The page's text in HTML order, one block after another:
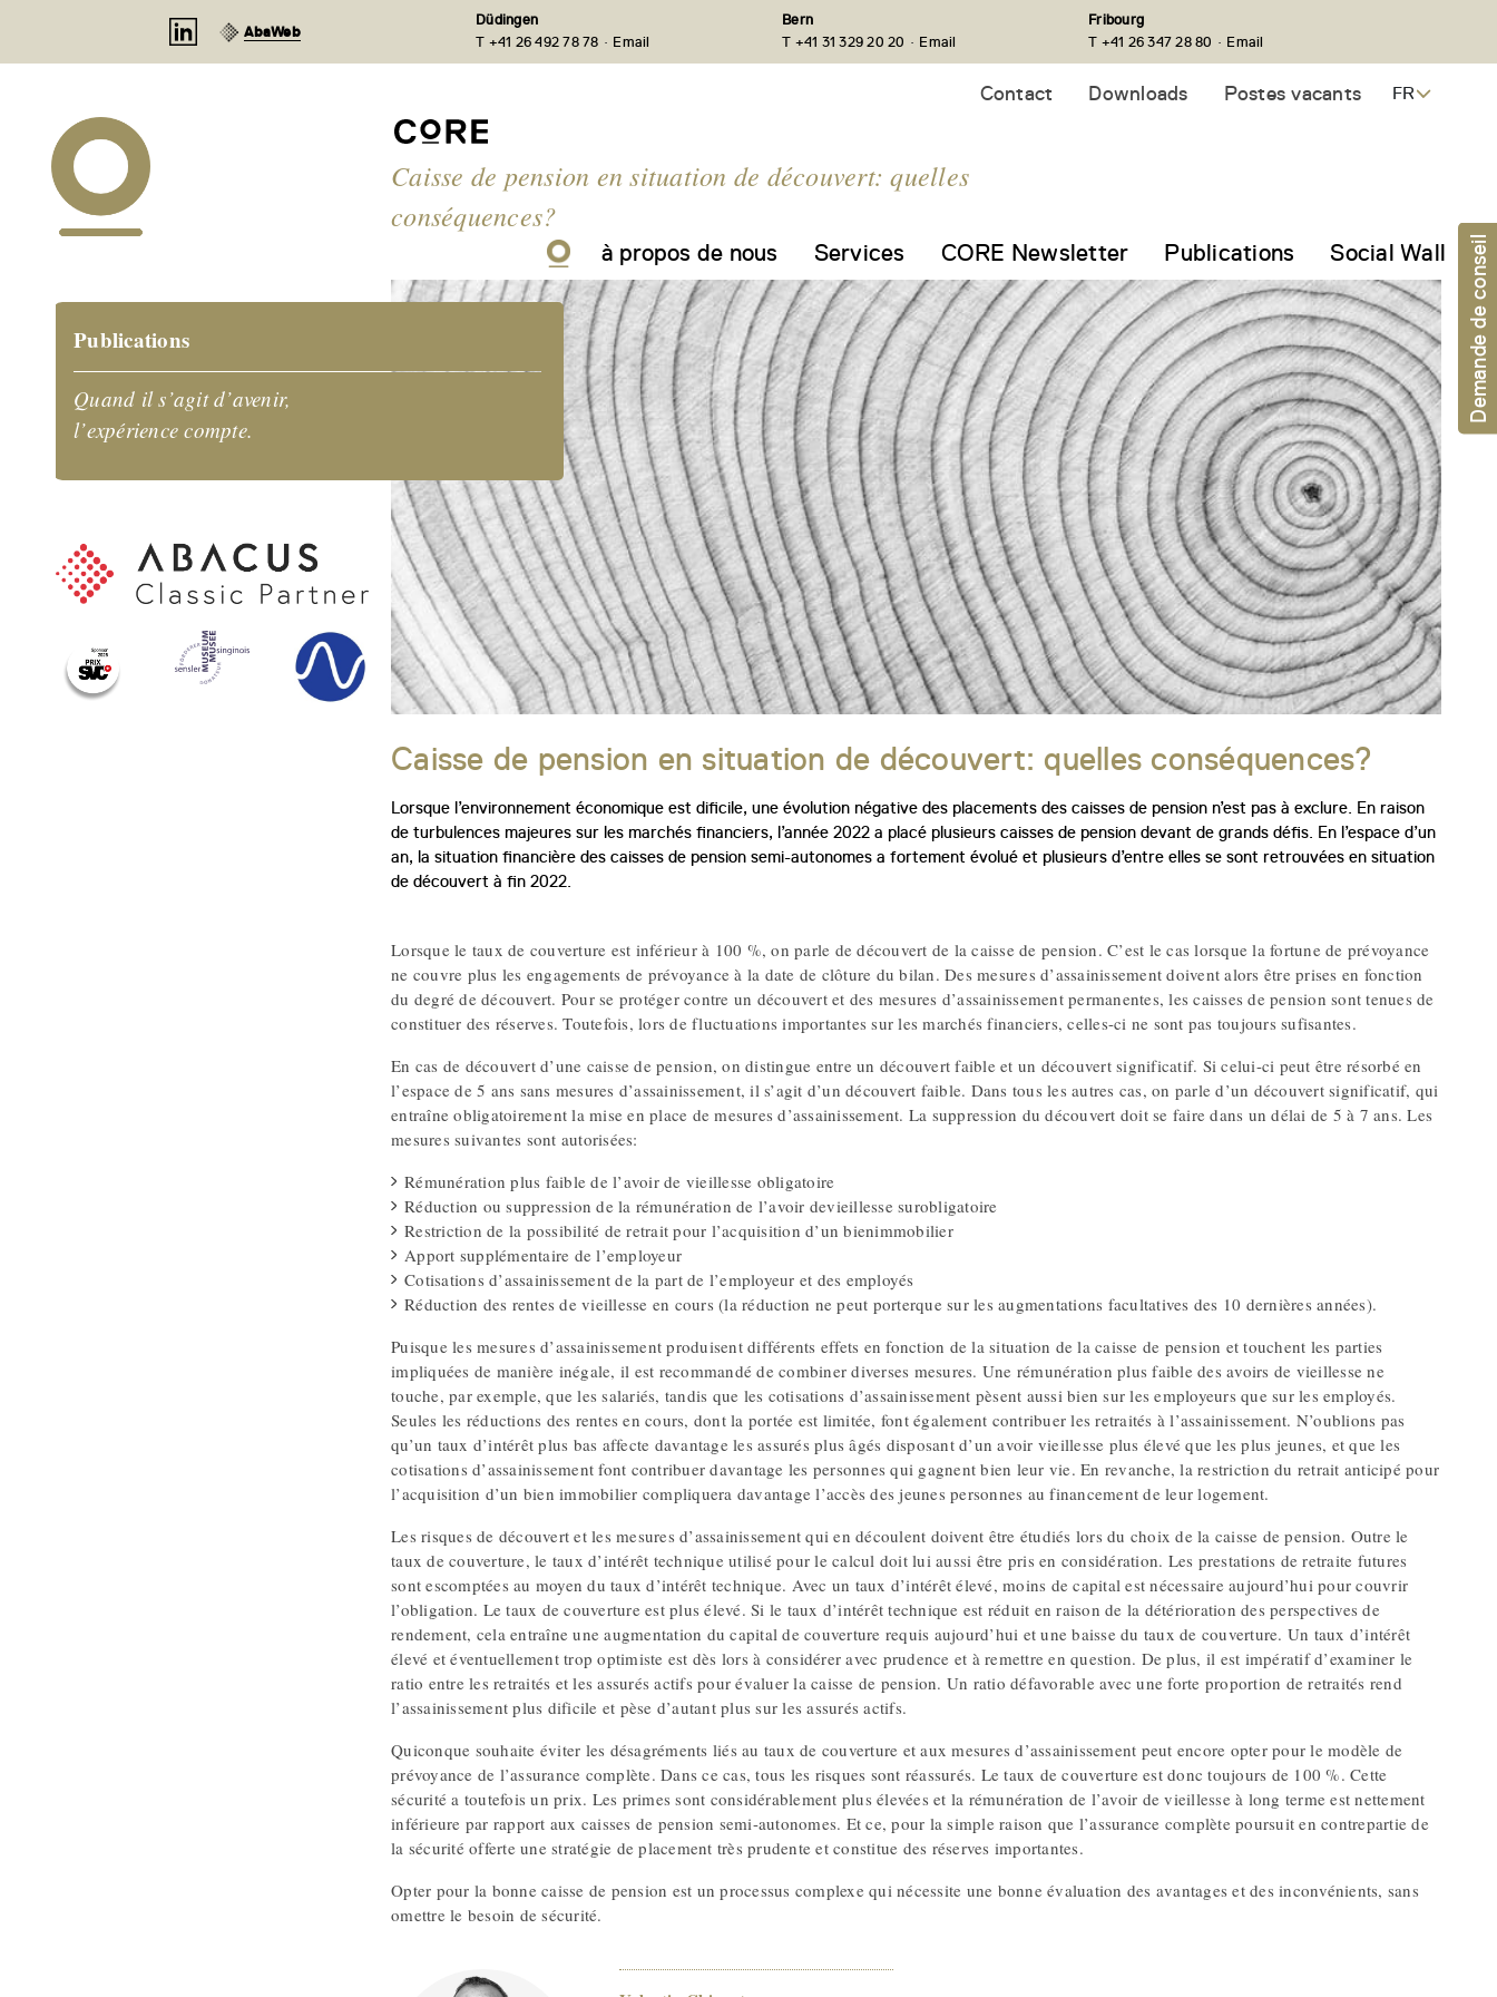
AbaWeb
Düdingen
T +41 26 492 78 78 · Email
Bern
T +41 31 329 20 20 · Email
Fribourg
T +41 26 347 28 80 · Email
Contact Downloads Postes vacants FR
Caisse de pension en situation de découvert: quelles
conséquences?
à propos de nous Services CORE Newsletter Publications Social Wall
Publications
Quand il s’agit d’avenir,
l’expérience compte.
Caisse de pension en situation de découvert: quelles conséquences?
Lorsque l’environnement économique est dificile, une évolution négative des placements des caisses de pension n’est pas à exclure. En raison
de turbulences majeures sur les marchés financiers, l’année 2022 a placé plusieurs caisses de pension devant de grands défis. En l’espace d’un
an, la situation financière des caisses de pension semi-autonomes a fortement évolué et plusieurs d’entre elles se sont retrouvées en situation
de découvert à fin 2022.
Lorsque le taux de couverture est inférieur à 100 %, on parle de découvert de la caisse de pension. C’est le cas lorsque la fortune de prévoyance
ne couvre plus les engagements de prévoyance à la date de clôture du bilan. Des mesures d’assainissement doivent alors être prises en fonction
du degré de découvert. Pour se protéger contre un découvert et des mesures d’assainissement permanentes, les caisses de pension sont tenues de
constituer des réserves. Toutefois, lors de fluctuations importantes sur les marchés financiers, celles-ci ne sont pas toujours sufisantes.
En cas de découvert d’une caisse de pension, on distingue entre un découvert faible et un découvert significatif. Si celui-ci peut être résorbé en
l’espace de 5 ans sans mesures d’assainissement, il s’agit d’un découvert faible. Dans tous les autres cas, on parle d’un découvert significatif, qui
entraîne obligatoirement la mise en place de mesures d’assainissement. La suppression du découvert doit se faire dans un délai de 5 à 7 ans. Les
mesures suivantes sont autorisées:
Rémunération plus faible de l’avoir de vieillesse obligatoire
Réduction ou suppression de la rémunération de l’avoir devieillesse surobligatoire
Restriction de la possibilité de retrait pour l’acquisition d’un bienimmobilier
Apport supplémentaire de l’employeur
Cotisations d’assainissement de la part de l’employeur et des employés
Réduction des rentes de vieillesse en cours (la réduction ne peut porterque sur les augmentations facultatives des 10 dernières années).
Puisque les mesures d’assainissement produisent différents effets en fonction de la situation de la caisse de pension et touchent les parties
impliquées de manière inégale, il est recommandé de combiner diverses mesures. Une rémunération plus faible des avoirs de vieillesse ne
touche, par exemple, que les salariés, tandis que les cotisations d’assainissement pèsent aussi bien sur les employeurs que sur les employés.
Seules les réductions des rentes en cours, dont la portée est limitée, font également contribuer les retraités à l’assainissement. N’oublions pas
qu’un taux d’intérêt plus bas affecte davantage les assurés plus âgés disposant d’un avoir vieillesse plus élevé que les plus jeunes, et que les
cotisations d’assainissement font contribuer davantage les personnes qui gagnent bien leur vie. En revanche, la restriction du retrait anticipé pour
l’acquisition d’un bien immobilier compliquera davantage l’accès des jeunes personnes au financement de leur logement.
Les risques de découvert et les mesures d’assainissement qui en découlent doivent être étudiés lors du choix de la caisse de pension. Outre le
taux de couverture, le taux d’intérêt technique utilisé pour le calcul doit lui aussi être pris en considération. Les prestations de retraite futures
sont escomptées au moyen du taux d’intérêt technique. Avec un taux d’intérêt élevé, moins de capital est nécessaire aujourd’hui pour couvrir
l’obligation. Le taux de couverture est plus élevé. Si le taux d’intérêt technique est réduit en raison de la détérioration des perspectives de
rendement, cela entraîne une augmentation du capital de couverture requis aujourd’hui et une baisse du taux de couverture. Un taux d’intérêt
élevé et éventuellement trop optimiste est dès lors à considérer avec prudence et à remettre en question. De plus, il est impératif d’examiner le
ratio entre les retraités et les assurés actifs pour évaluer la caisse de pension. Un ratio défavorable avec une forte proportion de retraités rend
l’assainissement plus dificile et pèse d’autant plus sur les assurés actifs.
Quiconque souhaite éviter les désagréments liés au taux de couverture et aux mesures d’assainissement peut encore opter pour le modèle de
prévoyance de l’assurance complète. Dans ce cas, tous les risques sont réassurés. Le taux de couverture est donc toujours de 100 %. Cette
sécurité a toutefois un prix. Les primes sont considérablement plus élevées et la rémunération de l’avoir de vieillesse à long terme est nettement
inférieure par rapport aux caisses de pension semi-autonomes. Et ce, pour la simple raison que l’assurance complète poursuit en contrepartie de
la sécurité offerte une stratégie de placement très prudente et constitue des réserves importantes.
Opter pour la bonne caisse de pension est un processus complexe qui nécessite une bonne évaluation des avantages et des inconvénients, sans
omettre le besoin de sécurité.
Demande de conseil
Panneau de gestion des cookies